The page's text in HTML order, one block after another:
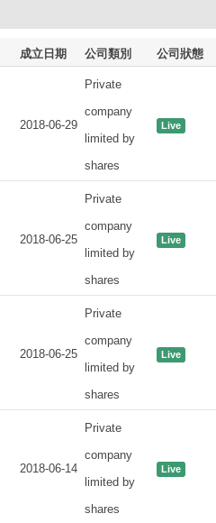
成立日期 公司類別 公司狀態
2018-06-29
Private
company
limited by
shares
Live
2018-06-25
Private
company
limited by
shares
Live
2018-06-25
Private
company
limited by
shares
Live
2018-06-14
Private
company
limited by
shares
Live